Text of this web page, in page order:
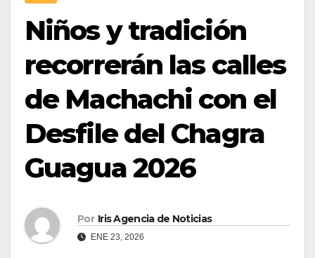
Niños y tradición
recorrerán las calles
de Machachi con el
Desfile del Chagra
Guagua 2026
Por Iris Agencia de Noticias
ENE 23, 2026